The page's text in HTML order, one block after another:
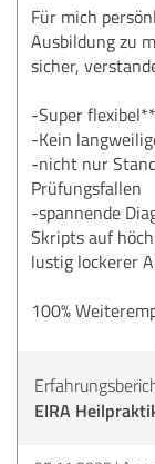
Für mich
Ausbildung zu
sicher,
-Super
-Kein
-nicht nur
Prüfungsfallen
-spannende
Skripts auf
lustig lockerer
100%
EIRA